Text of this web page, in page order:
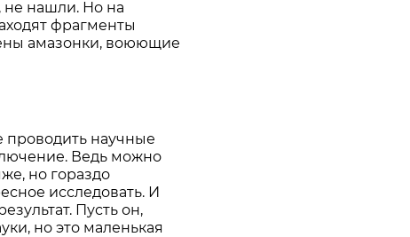
не нашли. Но на
фрагменты
амазонки, воюющие
научные
Ведь можно
но гораздо
исследовать. И
Пусть он,
но это маленькая